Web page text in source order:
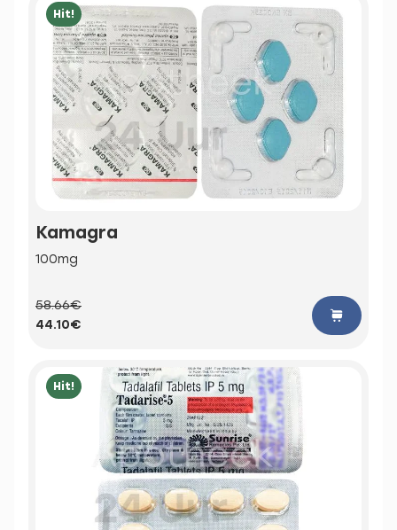
Hit!
Kamagra
100mg
58.66€
44.10€
Hit!